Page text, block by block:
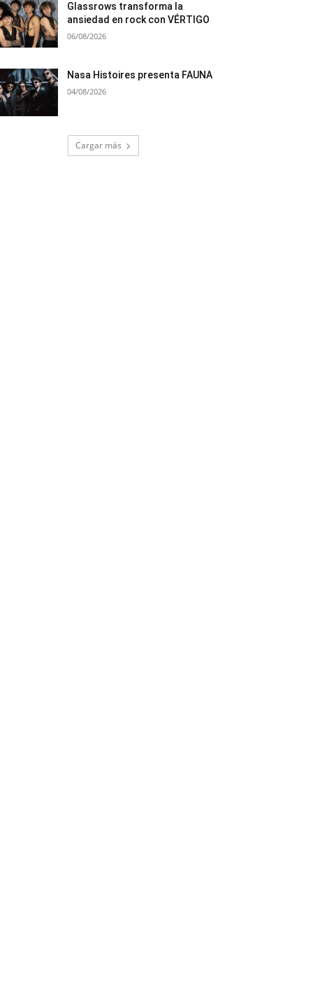
Glassrows transforma la
ansiedad en rock con VÉRTIGO
06/08/2026
Nasa Histoires presenta FAUNA
04/08/2026
Cargar más